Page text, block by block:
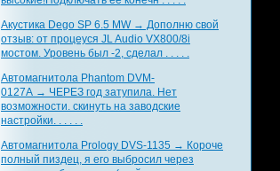
Акустика Dego SP 6.5 MW → Дополню свой
отзыв: от процеуся JL Audio VX800/8i
мостом. Уровень был -2, сделал . . . . .
Автомагнитола Phantom DVM-
0127A → ЧЕРЕЗ год затупила. Нет
возможности. скинуть на заводские
настройки. . . . . .
Автомагнитола Prology DVS-1135 → Короче
полный пиздец, я его выбросил через